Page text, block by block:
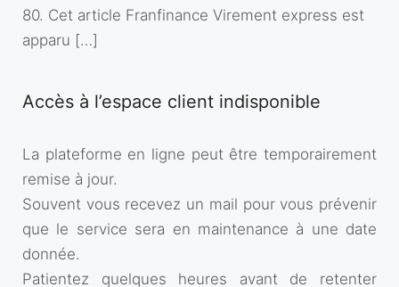
80. Cet article Franfinance Virement express est
apparu […]
Accès à l’espace client indisponible
La plateforme en ligne peut être temporairement
remise à jour.
Souvent vous recevez un mail pour vous prévenir
que le service sera en maintenance à une date
donnée.
Patientez quelques heures avant de retenter